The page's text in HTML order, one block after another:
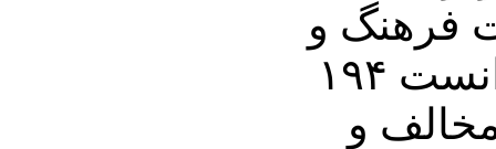
فرهنگ و
ارشاد اسلامی نیز توانست ۱۹۴
۶۱ رای مخالف و